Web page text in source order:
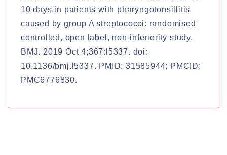
10 days in patients with pharyngotonsillitis
caused by group A streptococci: randomised
controlled, open label, non-inferiority study.
BMJ. 2019 Oct 4;367:l5337. doi:
10.1136/bmj.l5337. PMID: 31585944; PMCID:
PMC6776830.